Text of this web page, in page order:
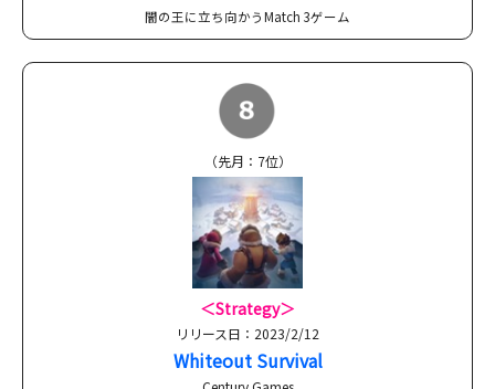
闇の王に立ち向かうMatch 3ゲーム
（先月：7位）
＜Strategy＞
リリース日：2023/2/12
Whiteout Survival